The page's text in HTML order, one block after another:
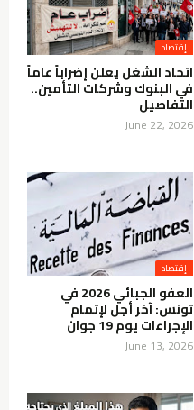
إقتصاد
اتحاد الشغل يعلن إضراباً عاماً
في البنوك وشركات التأمين..
التفاصيل
June 22, 2026
إقتصاد
العفو الجبائي 2026 في
تونس: آخر أجل لإتمام
الإجراءات يوم 19 جوان
June 13, 2026